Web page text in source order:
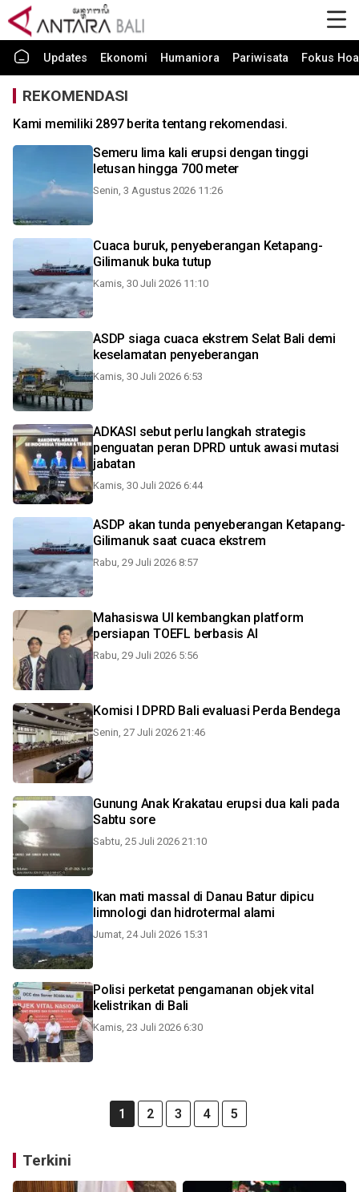
Updates Ekonomi Humaniora Pariwisata Fokus
REKOMENDASI
Kami memiliki 2897 berita tentang rekomendasi.
Semeru lima kali erupsi dengan tinggi
letusan hingga 700 meter
Senin, 3 Agustus 2026 11:26
Cuaca buruk, penyeberangan Ketapang-
Gilimanuk buka tutup
Kamis, 30 Juli 2026 11:10
ASDP siaga cuaca ekstrem Selat Bali demi
keselamatan penyeberangan
Kamis, 30 Juli 2026 6:53
ADKASI sebut perlu langkah strategis
penguatan peran DPRD untuk awasi mutasi
jabatan
Kamis, 30 Juli 2026 6:44
ASDP akan tunda penyeberangan Ketapang-
Gilimanuk saat cuaca ekstrem
Rabu, 29 Juli 2026 8:57
Mahasiswa UI kembangkan platform
persiapan TOEFL berbasis AI
Rabu, 29 Juli 2026 5:56
Komisi I DPRD Bali evaluasi Perda Bendega
Senin, 27 Juli 2026 21:46
Gunung Anak Krakatau erupsi dua kali pada
Sabtu sore
Sabtu, 25 Juli 2026 21:10
Ikan mati massal di Danau Batur dipicu
limnologi dan hidrotermal alami
Jumat, 24 Juli 2026 15:31
Polisi perketat pengamanan objek vital
kelistrikan di Bali
Kamis, 23 Juli 2026 6:30
1 2 3 4 5
Terkini